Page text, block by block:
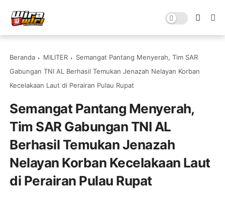
Beranda MILITER
Semangat Pantang Menyerah, Tim SAR
Gabungan TNI AL Berhasil Temukan Jenazah Nelayan Korban
Kecelakaan Laut di Perairan Pulau Rupat
Semangat Pantang Menyerah,
Tim SAR Gabungan TNI AL
Berhasil Temukan Jenazah
Nelayan Korban Kecelakaan Laut
di Perairan Pulau Rupat